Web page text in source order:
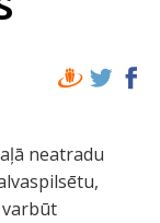
neatradu